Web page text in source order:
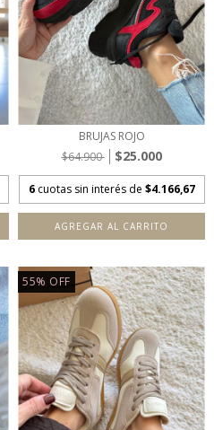
BRUJAS ROJO
$64.900
$25.000
6 cuotas sin interés de $4.166,67
AGREGAR AL CARRITO
55% OFF